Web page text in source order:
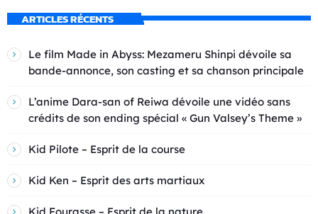
ARTICLES RÉCENTS
Le film Made in Abyss: Mezameru Shinpi dévoile sa
bande-annonce, son casting et sa chanson principale
L’anime Dara-san of Reiwa dévoile une vidéo sans
crédits de son ending spécial « Gun Valsey’s Theme »
Kid Pilote – Esprit de la course
Kid Ken – Esprit des arts martiaux
Kid Fourasse – Esprit de la nature